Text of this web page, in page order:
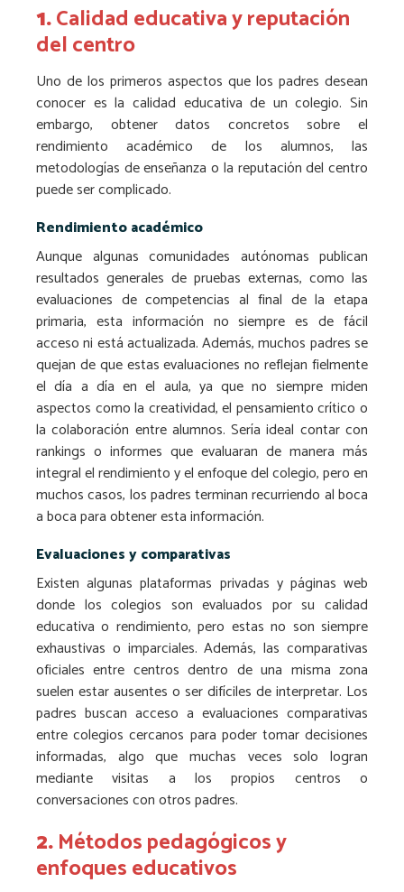
1.Calidad educativa y reputación
del centro
Uno de los primeros aspectos que los padres desean
conocer es la calidad educativa de un colegio. Sin
embargo, obtener datos concretos sobre el
rendimiento académico de los alumnos, las
metodologías de enseñanza o la reputación del centro
puede ser complicado.
Rendimiento académico
Aunque algunas comunidades autónomas publican
resultados generales de pruebas externas, como las
evaluaciones de competencias al final de la etapa
primaria, esta información no siempre es de fácil
acceso ni está actualizada. Además, muchos padres se
quejan de que estas evaluaciones no reflejan fielmente
el día a día en el aula, ya que no siempre miden
aspectos como la creatividad, el pensamiento crítico o
la colaboración entre alumnos. Sería ideal contar con
rankings o informes que evaluaran de manera más
integral el rendimiento y el enfoque del colegio, pero en
muchos casos, los padres terminan recurriendo al boca
a boca para obtener esta información.
Evaluaciones y comparativas
Existen algunas plataformas privadas y páginas web
donde los colegios son evaluados por su calidad
educativa o rendimiento, pero estas no son siempre
exhaustivas o imparciales. Además, las comparativas
oficiales entre centros dentro de una misma zona
suelen estar ausentes o ser difíciles de interpretar. Los
padres buscan acceso a evaluaciones comparativas
entre colegios cercanos para poder tomar decisiones
informadas, algo que muchas veces solo logran
mediante visitas a los propios centros o
conversaciones con otros padres.
2.Métodos pedagógicos y
enfoques educativos